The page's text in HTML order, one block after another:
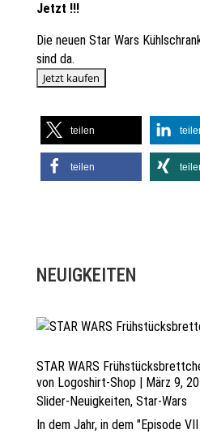
Jetzt !!!
Die neuen Star Wars
sind da.
teilen
teilen
NEUIGKEITEN
STAR WARS
von Logoshirt-Shop| März 9,
Slider-Neuigkeiten, Star-Wars
In dem Jahr, in dem "Episode